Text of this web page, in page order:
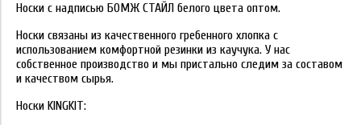
Носки с надписью БОМЖ СТАЙЛ белого цвета оптом.
Носки связаны из качественного гребенного хлопка с
использованием комфортной резинки из каучука. У нас
собственное производство и мы пристально следим за составом
и качеством сырья.
Носки KINGKIT: